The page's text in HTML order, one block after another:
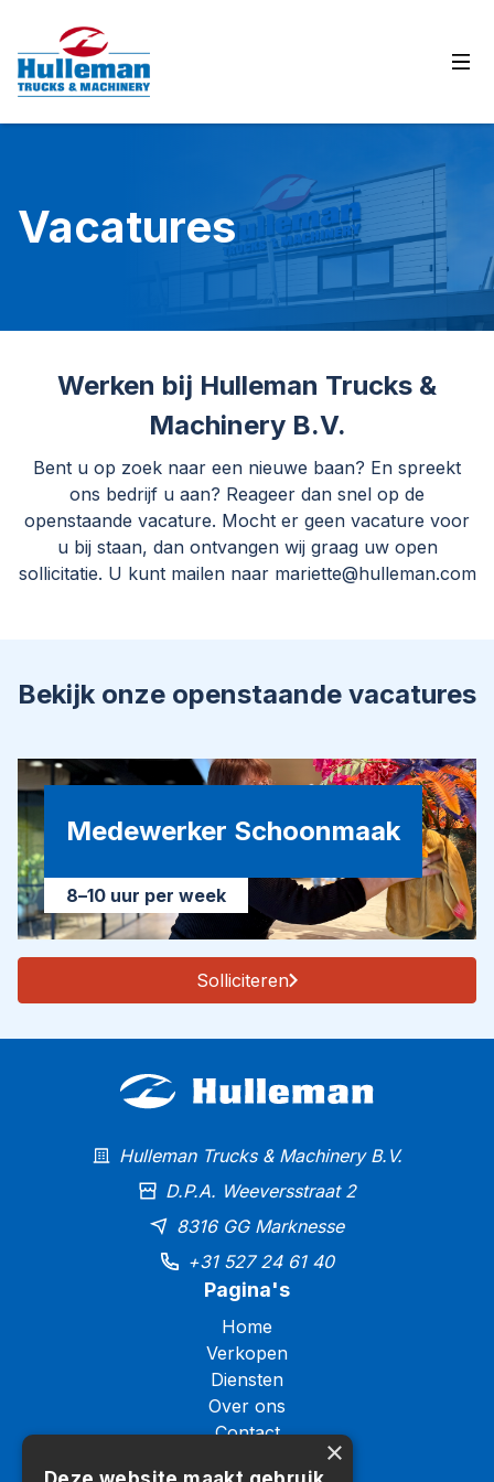
Vacatures
Werken bij Hulleman Trucks &
Machinery B.V.
Bent u op zoek naar een nieuwe baan? En spreekt
ons bedrijf u aan? Reageer dan snel op de
openstaande vacature. Mocht er geen vacature voor
u bij staan, dan ontvangen wij graag uw open
sollicitatie. U kunt mailen naar mariette@hulleman.com
Bekijk onze openstaande vacatures
Medewerker Schoonmaak
8–10 uur per week
Solliciteren
Hulleman Trucks & Machinery B.V.
D.P.A. Weeversstraat 2
8316 GG Marknesse
+31 527 24 61 40
Pagina's
Home
Verkopen
Diensten
Over ons
Contact
×